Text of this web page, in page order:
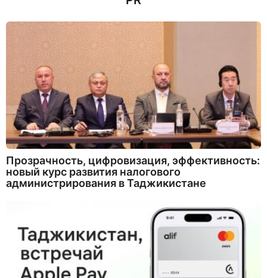
Прозрачность, цифровизация, эффективность:
новый курс развития налогового
администрирования в Таджикистане